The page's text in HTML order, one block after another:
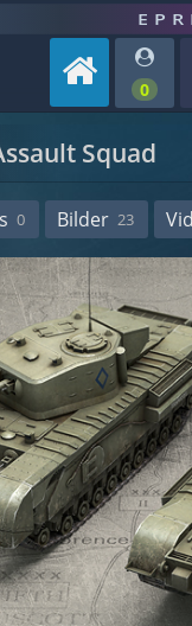
0
Squad
0 Bilder 23